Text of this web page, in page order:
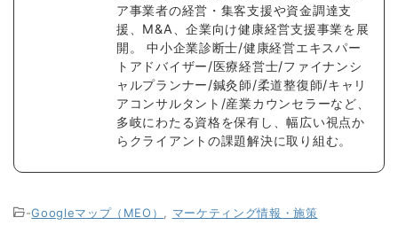
ア事業者の経営・集客支援や資金調達支
援、M&A、企業向け健康経営支援事業を展
開。 中小企業診断士/健康経営エキスパー
トアドバイザー/医療経営士/ファイナンシ
ャルプランナー/鍼灸師/柔道整復師/キャリ
アコンサルタント/産業カウンセラーなど、
多岐にわたる資格を保有し、幅広い視点か
らクライアントの課題解決に取り組む。
-Googleマップ（MEO） マーケティング情報・施策